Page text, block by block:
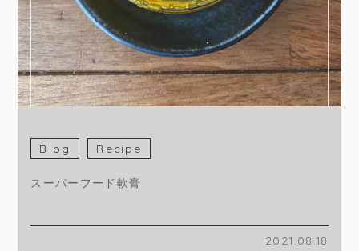
Blog Recipe
スーパーフード軟膏
2021.08.18